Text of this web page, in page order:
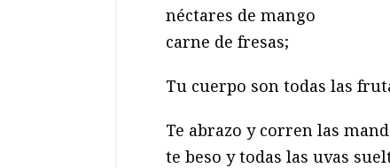
néctares de mango
carne de fresas;
Tu cuerpo son todas las
Te abrazo y corren las
te beso y todas las uvas